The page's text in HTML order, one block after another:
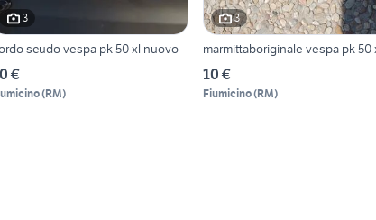
3
scudo vespa pk 50 xl nuovo
€
(RM)
3
marmittaboriginale vespa pk 50
10 €
Fiumicino(RM)